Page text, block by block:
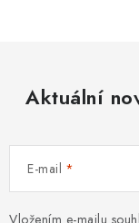
Aktuální
E-mail